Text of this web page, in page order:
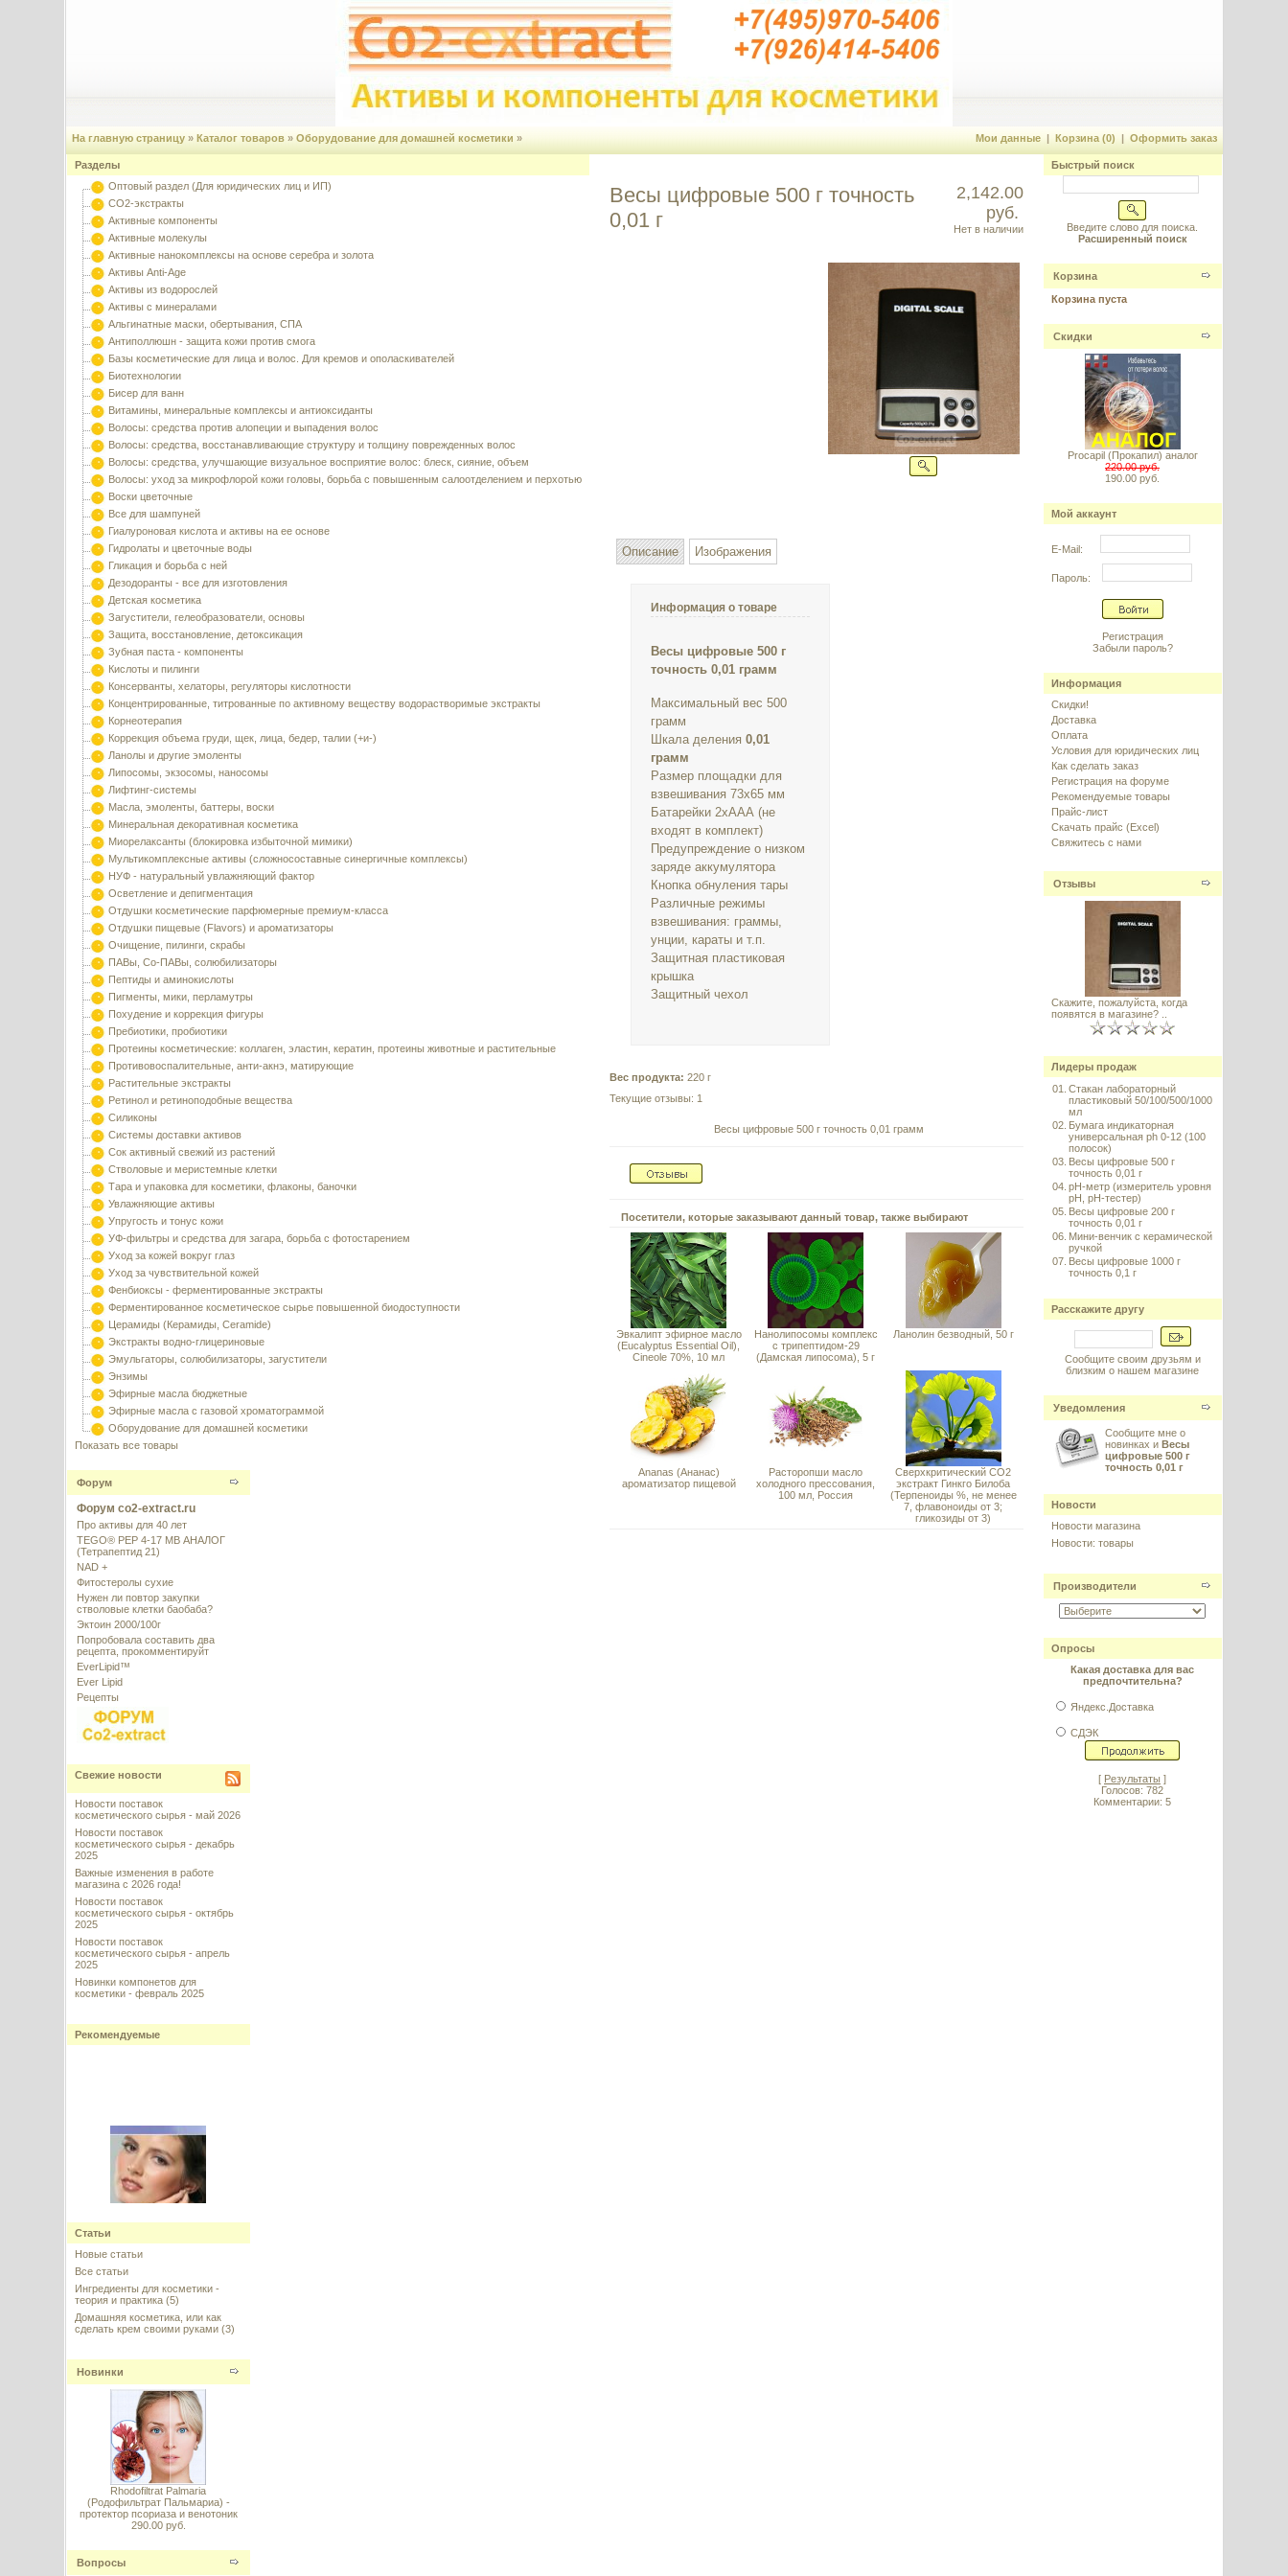
На главную страницу» Каталог товаров» Оборудование для домашней косметики » Мои данные| Корзина (0) | Оформить заказ
Разделы
Оптовый раздел (Для юридических лиц и ИП)
CO2-экстракты
Активные компоненты
Активные молекулы
Активные нанокомплексы на основе серебра и золота
Активы Anti-Age
Активы из водорослей
Активы с минералами
Альгинатные маски, обертывания, СПА
Антиполлюшн - защита кожи против смога
Базы косметические для лица и волос. Для кремов и ополаскивателей
Биотехнологии
Бисер для ванн
Витамины, минеральные комплексы и антиоксиданты
Волосы: средства против алопеции и выпадения волос
Волосы: средства, восстанавливающие структуру и толщину поврежденных волос
Волосы: средства, улучшающие визуальное восприятие волос: блеск, сияние, объем
Волосы: уход за микрофлорой кожи головы, борьба с повышенным салоотделением и перхотью
Воски цветочные
Все для шампуней
Гиалуроновая кислота и активы на ее основе
Гидролаты и цветочные воды
Гликация и борьба с ней
Дезодоранты - все для изготовления
Детская косметика
Загустители, гелеобразователи, основы
Защита, восстановление, детоксикация
Зубная паста - компоненты
Кислоты и пилинги
Консерванты, хелаторы, регуляторы кислотности
Концентрированные, титрованные по активному веществу водорастворимые экстракты
Корнеотерапия
Коррекция объема груди, щек, лица, бедер, талии (+и-)
Ланолы и другие эмоленты
Липосомы, экзосомы, наносомы
Лифтинг-системы
Масла, эмоленты, баттеры, воски
Минеральная декоративная косметика
Миорелаксанты (блокировка избыточной мимики)
Мультикомплексные активы (сложносоставные синергичные комплексы)
НУФ - натуральный увлажняющий фактор
Осветление и депигментация
Отдушки косметические парфюмерные премиум-класса
Отдушки пищевые (Flavors) и ароматизаторы
Очищение, пилинги, скрабы
ПАВы, Со-ПАВы, солюбилизаторы
Пептиды и аминокислоты
Пигменты, мики, перламутры
Похудение и коррекция фигуры
Пребиотики, пробиотики
Протеины косметические: коллаген, эластин, кератин, протеины животные и растительные
Противовоспалительные, анти-акнэ, матирующие
Растительные экстракты
Ретинол и ретиноподобные вещества
Силиконы
Системы доставки активов
Сок активный свежий из растений
Стволовые и меристемные клетки
Тара и упаковка для косметики, флаконы, баночки
Увлажняющие активы
Упругость и тонус кожи
УФ-фильтры и средства для загара, борьба с фотостарением
Уход за кожей вокруг глаз
Уход за чувствительной кожей
Фенбиоксы - ферментированные экстракты
Ферментированное косметическое сырье повышенной биодоступности
Церамиды (Керамиды, Ceramide)
Экстракты водно-глицериновые
Эмульгаторы, солюбилизаторы, загустители
Энзимы
Эфирные масла бюджетные
Эфирные масла с газовой хроматограммой
Оборудование для домашней косметики
Показать все товары
Форум
Форум co2-extract.ru
Про активы для 40 лет
TEGO® PEP 4-17 MB АНАЛОГ
(Тетрапептид 21)
NAD +
Фитостеролы сухие
Нужен ли повтор закупки
стволовые клетки баобаба?
Эктоин 2000/100г
Попробовала составить два
рецепта, прокомментируйт
EverLipid™
Ever Lipid
Рецепты
Свежие новости
Новости поставок
косметического сырья - май 2026
Новости поставок
косметического сырья - декабрь
2025
Важные изменения в работе
магазина с 2026 года!
Новости поставок
косметического сырья - октябрь
2025
Новости поставок
косметического сырья - апрель
2025
Новинки компонетов для
косметики - февраль 2025
Рекомендуемые
(Суперстерол), Croda
Capixyl™ (Капиксил), Lucas
Meyer Cosmetics
---------
Hairsphere AG (Хэасферы) -
восстановления и питания
Статьи
Новые статьи
Все статьи
Ингредиенты для косметики -
теория и практика(5)
Домашняя косметика, или как
сделать крем своими руками(3)
Новинки
Rhodofiltrat Palmaria
(Родофильтрат Пальмариа) -
протектор псориаза и венотоник
290.00 руб.
Вопросы
Весы цифровые 500 г точность
0,01 г
2,142.00
руб.
Нет в наличии
Описание Изображения
Информация о товаре
Весы цифровые 500 г
точность 0,01 грамм
Максимальный вес 500
грамм
Шкала деления 0,01
грамм
Размер площадки для
взвешивания 73х65 мм
Батарейки 2хААА (не
входят в комплект)
Предупреждение о низком
заряде аккумулятора
Кнопка обнуления тары
Различные режимы
взвешивания: граммы,
унции, караты и т.п.
Защитная пластиковая
крышка
Защитный чехол
Вес продукта: 220 г
Текущие отзывы: 1
Весы цифровые 500 г точность 0,01 грамм
Посетители, которые заказывают данный товар, также выбирают
Эвкалипт эфирное масло
(Eucalyptus Essential Oil),
Cineole 70%, 10 мл
Нанолипосомы комплекс
с трипептидом-29
(Дамская липосома), 5 г
Ланолин безводный, 50 г
Ananas (Ананас)
ароматизатор пищевой
Расторопши масло
холодного прессования,
100 мл, Россия
Сверхкритический CO2
экстракт Гинкго Билоба
(Терпеноиды %, не менее
7, флавоноиды от 3;
гликозиды от 3)
Быстрый поиск
Введите слово для поиска.
Расширенный поиск
Корзина
Корзина пуста
Скидки
Procapil (Прокапил) аналог
220.00 руб.
190.00 руб.
Мой аккаунт
E-Mail:
Пароль:
Регистрация
Забыли пароль?
Информация
Скидки!
Доставка
Оплата
Условия для юридических лиц
Как сделать заказ
Регистрация на форуме
Рекомендуемые товары
Прайс-лист
Скачать прайс (Excel)
Свяжитесь с нами
Отзывы
Скажите, пожалуйста, когда
появятся в магазине? ..
Лидеры продаж
01. Стакан лабораторный
пластиковый 50/100/500/1000
мл
02. Бумага индикаторная
универсальная ph 0-12 (100
полосок)
03. Весы цифровые 500 г
точность 0,01 г
04. pH-метр (измеритель уровня
pH, pH-тестер)
05. Весы цифровые 200 г
точность 0,01 г
06. Мини-венчик с керамической
ручкой
07. Весы цифровые 1000 г
точность 0,1 г
Расскажите другу
Сообщите своим друзьям и
близким о нашем магазине
Уведомления
Сообщите мне о
новинках и Весы
цифровые 500 г
точность 0,01 г
Новости
Новости магазина
Новости: товары
Производители
Опросы
Какая доставка для вас
предпочтительна?
Яндекс.Доставка
СДЭК
[ Результаты ]
Голосов: 782
Комментарии: 5